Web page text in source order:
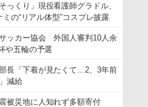
っくり」現役看護師グラドル、
ミの“リアル体型”コスプレ披露
ッカー協会 外国人審判10人余
や五輪の予選
長「下着が見たくて…2、3年前
減給
被災地に人知れず多額寄付